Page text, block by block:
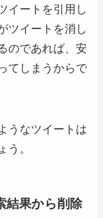
イートを引用し
ツイートを消し
のであれば、安
てしまうからで
うなツイートは
う。
結果から削除